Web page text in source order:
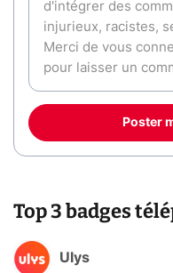
Poster
Top 3 badges
Ulys